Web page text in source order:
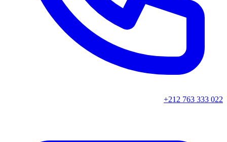
+212 763 333 022